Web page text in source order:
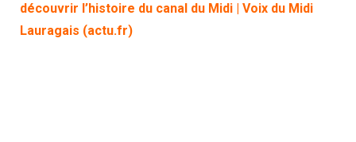
découvrir l’histoire du canal du Midi | Voix du Midi
Lauragais (actu.fr)